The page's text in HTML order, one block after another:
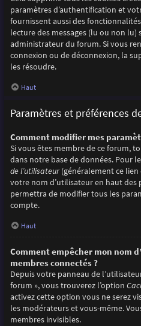
paramètres d’authentification et
fournissent aussi des
lecture des messages (lu ou non lu)
administrateur du forum. Si vous
connexion ou de déconnexion, la
les résoudre.
Haut
Paramètres et préférences
Comment modifier mes
Si vous êtes membre de ce forum,
dans notre base de données. Pour
de l’utilisateur(généralement ce lien
votre nom d’utilisateur en haut des
permettra de modifier tous les
compte.
Haut
Comment empêcher mon nom
membres connectés ?
Depuis votre panneau de
forum », vous trouverez l’option
activez cette option vous ne serez
les modérateurs et vous-même.
membres invisibles.